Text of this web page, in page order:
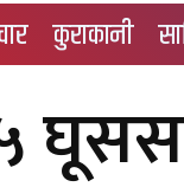
कुराकानी